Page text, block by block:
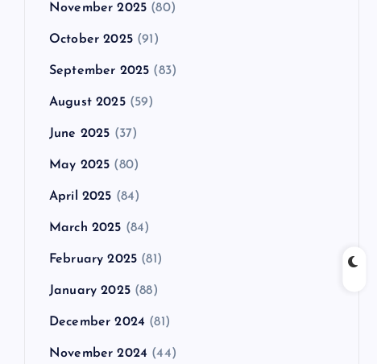
November 2025 (80)
October 2025(91)
September 2025 (83)
August 2025(59)
June 2025 (37)
May 2025 (80)
April 2025 (84)
March 2025 (84)
February 2025 (81)
January 2025(88)
December 2024 (81)
November 2024 (44)